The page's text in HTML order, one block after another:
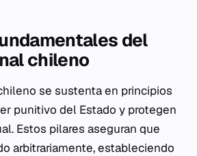
del
chileno
se sustenta en principios
punitivo del Estado y protegen
Estos pilares aseguran que
arbitrariamente, estableciendo